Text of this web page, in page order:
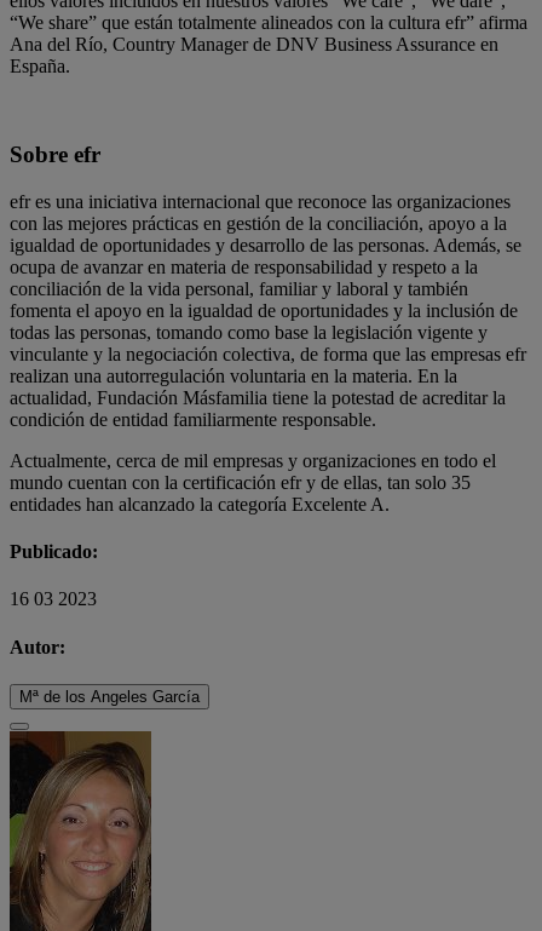
“We share” que están totalmente alineados con la cultura efr” afirma
Ana del Río, Country Manager de DNV Business Assurance en
España.
Sobre efr
efr es una iniciativa internacional que reconoce las organizaciones
con las mejores prácticas en gestión de la conciliación, apoyo a la
igualdad de oportunidades y desarrollo de las personas. Además, se
ocupa de avanzar en materia de responsabilidad y respeto a la
conciliación de la vida personal, familiar y laboral y también
fomenta el apoyo en la igualdad de oportunidades y la inclusión de
todas las personas, tomando como base la legislación vigente y
vinculante y la negociación colectiva, de forma que las empresas efr
realizan una autorregulación voluntaria en la materia. En la
actualidad, Fundación Másfamilia tiene la potestad de acreditar la
condición de entidad familiarmente responsable.
Actualmente, cerca de mil empresas y organizaciones en todo el
mundo cuentan con la certificación efr y de ellas, tan solo 35
entidades han alcanzado la categoría Excelente A.
Publicado:
16 03 2023
Autor:
Mª de los Angeles García